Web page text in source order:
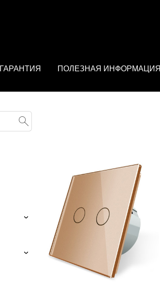
ГАРАНТИЯ ПОЛЕЗНАЯ ИНФОРМАЦИЯ
›
›